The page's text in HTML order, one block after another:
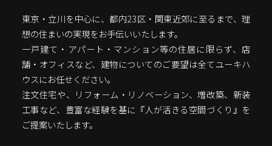
東京・立川を中心に、都内23区・関東近郊に至るまで、理
想の住まいの実現をお手伝いいたします。
一戸建て・アパート・マンション等の住居に限らず、店
舗・オフィスなど、建物についてのご要望は全てユーキハ
ウスにお任せください。
注文住宅や、リフォーム・リノベーション、増改築、新装
工事など、豊富な経験を基に『人が活きる空間づくり』を
ご提案いたします。